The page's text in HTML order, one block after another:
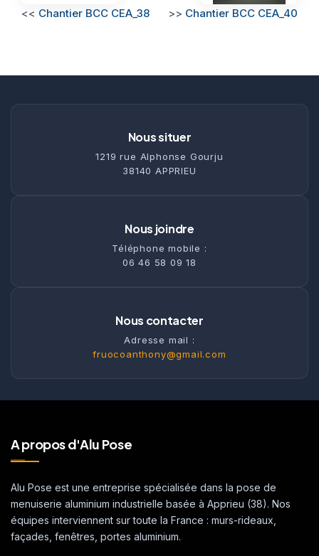
<< Chantier BCC CEA_38 >> Chantier BCC CEA_40
Nous situer
1219 rue Alphonse Gourju
38140 APPRIEU
Nous joindre
Téléphone mobile :
06 46 58 09 18
Nous contacter
Adresse mail :
fruocoanthony@gmail.com
A propos d'Alu Pose
Alu Pose est une entreprise spécialisée dans la pose de
menuiserie aluminium industrielle basée à Apprieu (38). Nos
équipes interviennent sur toute la France : murs-rideaux,
façades, fenêtres, portes aluminium.